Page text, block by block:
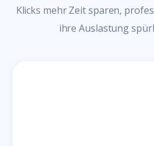
Klicks mehr Zeit sparen,
ihre Auslastung